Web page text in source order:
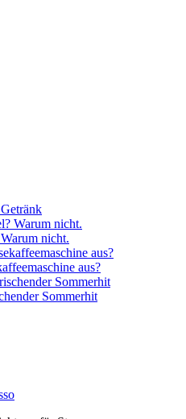
nicht.
aus?
Sommerhit